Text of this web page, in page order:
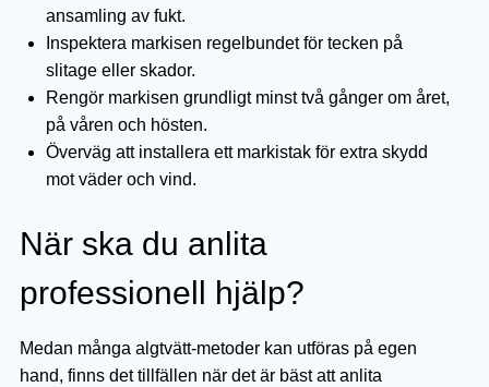
ansamling av fukt.
Inspektera markisen regelbundet för tecken på
slitage eller skador.
Rengör markisen grundligt minst två gånger om året,
på våren och hösten.
Överväg att installera ett markistak för extra skydd
mot väder och vind.
När ska du anlita
professionell hjälp?
Medan många algtvätt-metoder kan utföras på egen
hand, finns det tillfällen när det är bäst att anlita